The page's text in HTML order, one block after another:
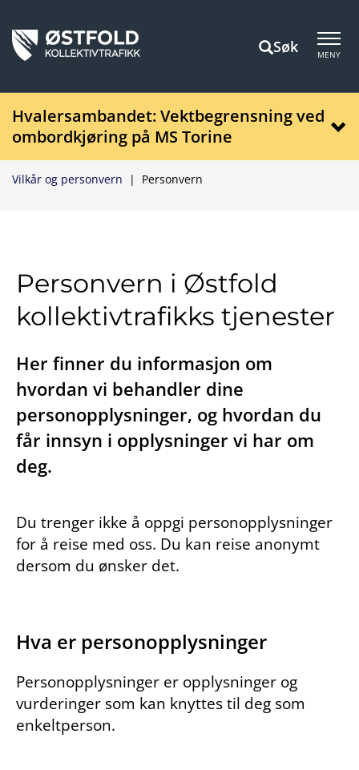
Søk MENY
Hvalersambandet: Vektbegrensning ved
ombordkjøring på MS Torine
Personvern
|
Vilkår og personvern
Personvern i Østfold
kollektivtrafikks tjenester
Her finner du informasjon om
hvordan vi behandler dine
personopplysninger, og hvordan du
får innsyn i opplysninger vi har om
deg.
Du trenger ikke å oppgi personopplysninger
for å reise med oss. Du kan reise anonymt
dersom du ønsker det.
Hva er personopplysninger
Personopplysninger er opplysninger og
vurderinger som kan knyttes til deg som
enkeltperson.